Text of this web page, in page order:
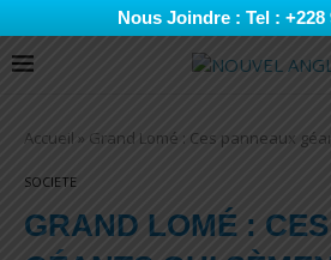
Nous Joindre : Tel : +228
Accueil » Grand Lomé : Ces panneaux
SOCIETE
GRAND LOMÉ :